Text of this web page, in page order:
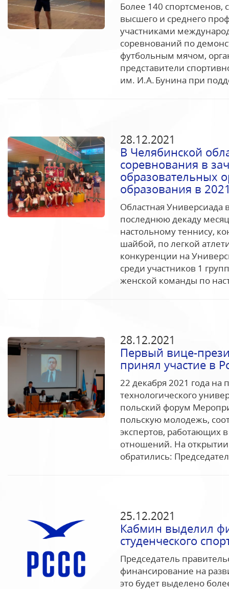
Более 140 спортсменов,
высшего и среднего
участниками
соревнований по
футбольным мячом,
представители
им. И.А. Бунина при
28.12.2021
В Челябинской
соревнования в
образовательных
образования в
Областная Универсиада
последнюю декаду
настольному теннису,
шайбой, по легкой
конкуренции на
среди участников 1
женской команды по
28.12.2021
Первый вице-
принял участие в
22 декабря 2021 года на
технологического
польский форум
польскую молодежь,
экспертов, работающих
отношений. На открытии
обратились:
25.12.2021
Кабмин выделил
студенческого
Председатель
финансирование на
это будет выделено